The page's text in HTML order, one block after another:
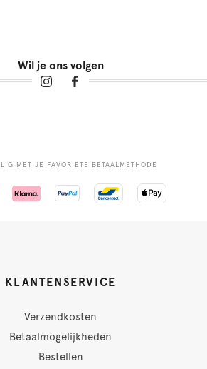
Wil je ons volgen
MET JE FAVORIETE BETAALMETHODE
KLANTENSERVICE
Verzendkosten
Betaalmogelijkheden
Bestellen